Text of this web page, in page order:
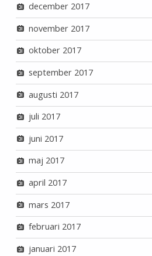
december 2017
november 2017
oktober 2017
september 2017
augusti 2017
juli 2017
juni 2017
maj 2017
april 2017
mars 2017
februari 2017
januari 2017